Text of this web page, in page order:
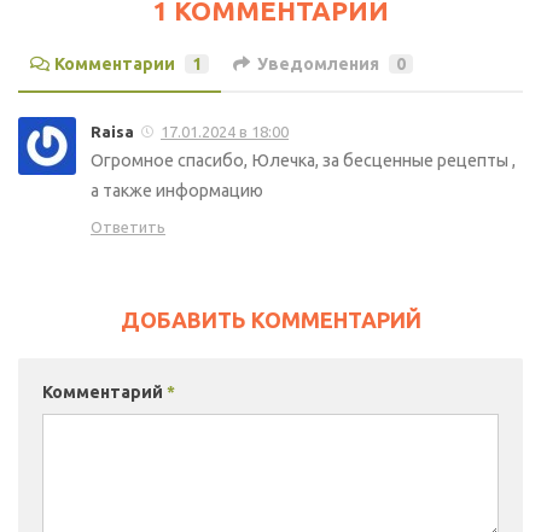
1 КОММЕНТАРИЙ
Комментарии 1 Уведомления 0
Raisa 17.01.2024 в 18:00
Огромное спасибо, Юлечка, за бесценные рецепты ,
а также информацию
Ответить
ДОБАВИТЬ КОММЕНТАРИЙ
Комментарий *